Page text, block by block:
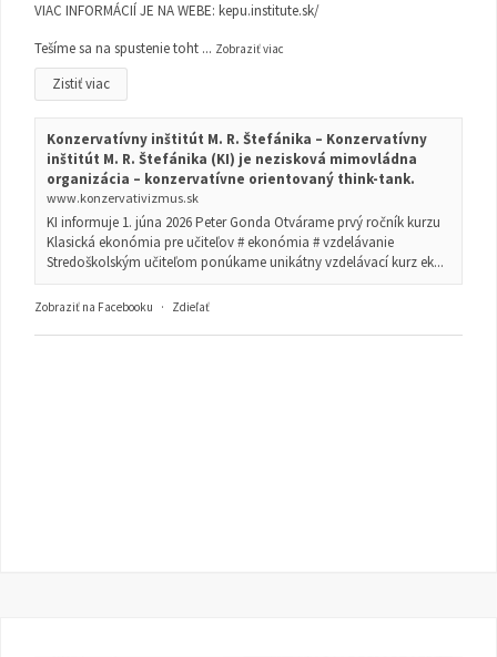
VIAC INFORMÁCIÍ JE NA WEBE: kepu.institute.sk/
Tešíme sa na spustenie toht ... Zobraziť viac
Zistiť viac
Konzervatívny inštitút M. R. Štefánika – Konzervatívny
inštitút M. R. Štefánika (KI) je nezisková mimovládna
organizácia – konzervatívne orientovaný think-tank.
www.konzervativizmus.sk
KI informuje 1. júna 2026 Peter Gonda Otvárame prvý ročník kurzu
Klasická ekonómia pre učiteľov # ekonómia # vzdelávanie
Stredoškolským učiteľom ponúkame unikátny vzdelávací kurz ek...
Zobraziť na Facebooku · Zdieľať